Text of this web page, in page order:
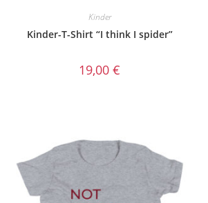
Kinder
Kinder-T-Shirt “I think I spider”
19,00€